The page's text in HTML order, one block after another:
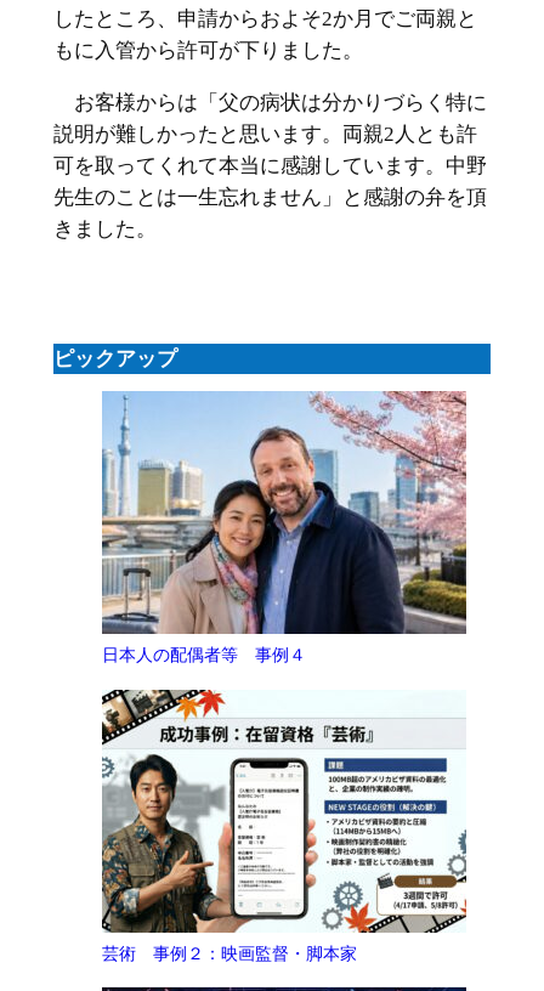
したところ、申請からおよそ2か月でご両親と
もに入管から許可が下りました。
お客様からは「父の病状は分かりづらく特に
説明が難しかったと思います。両親2人とも許
可を取ってくれて本当に感謝しています。中野
先生のことは一生忘れません」と感謝の弁を頂
きました。
ピックアップ
日本人の配偶者等 事例４
芸術 事例２：映画監督・脚本家